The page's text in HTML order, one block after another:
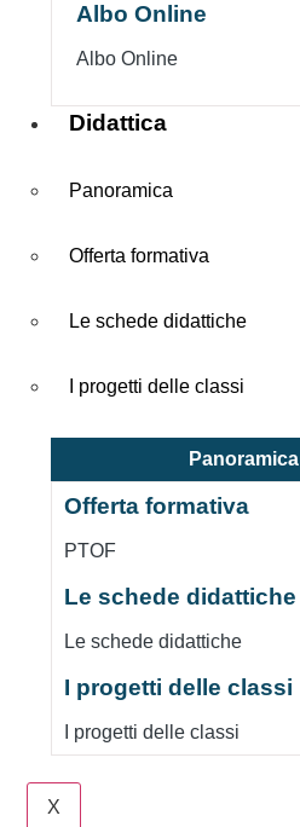
Albo Online
Albo Online
Didattica
Panoramica
Offerta formativa
Le schede didattiche
I progetti delle classi
Panoramica
Offerta formativa
PTOF
Le schede didattiche
Le schede didattiche
I progetti delle classi
I progetti delle classi
X